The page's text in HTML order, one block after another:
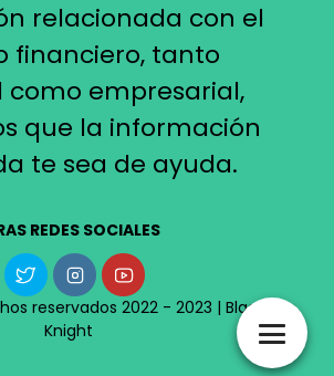
relacionada con el
financiero, tanto
como empresarial,
que la información
te sea de ayuda.
REDES SOCIALES
reservados 2022 - 2023 | Black
Knight